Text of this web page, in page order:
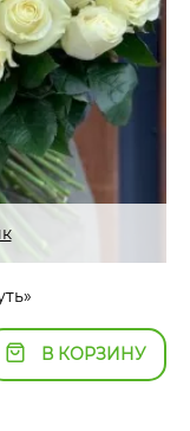
В КОРЗИНУ